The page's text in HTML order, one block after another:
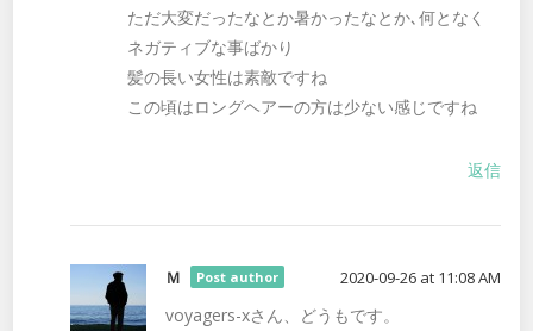
ただ大変だったなとか暑かったなとか､何となく
ネガティブな事ばかり
髪の長い女性は素敵ですね
この頃はロングヘアーの方は少ない感じですね
返信
Ｍ Post author 2020-09-26 at 11:08 AM
voyagers-xさん、どうもです。